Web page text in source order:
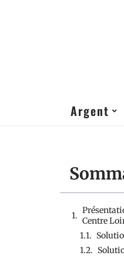
Argent
Centre